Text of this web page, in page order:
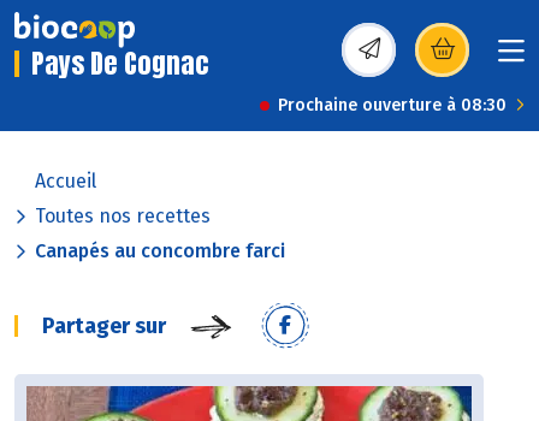
Pays De Cognac (s’ouvre dans une
Prochaine ouverture à 08:30
Accueil
Toutes nos recettes
Canapés au concombre farci
Partager sur